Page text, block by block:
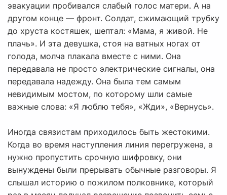
эвакуации пробивался слабый голос матери. А на
другом конце — фронт. Солдат, сжимающий трубку
до хруста костяшек, шептал: «Мама, я живой. Не
плачь». И эта девушка, стоя на ватных ногах от
голода, молча плакала вместе с ними. Она
передавала не просто электрические сигналы, она
передавала надежду. Она была тем самым
невидимым мостом, по которому шли самые
важные слова: «Я люблю тебя», «Жди», «Вернусь».
Иногда связистам приходилось быть жестокими.
Когда во время наступления линия перегружена, а
нужно пропустить срочную шифровку, они
вынуждены были прерывать обычные разговоры. Я
слышал историю о пожилом полковнике, который